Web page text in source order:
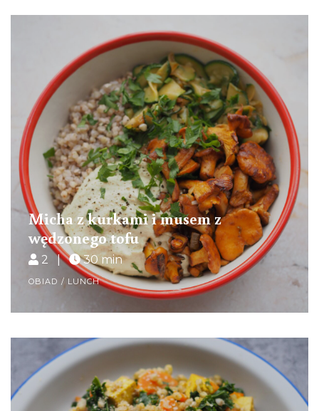
Micha z kurkami i musem z
wędzonego tofu
2 | 30 min
OBIAD / LUNCH